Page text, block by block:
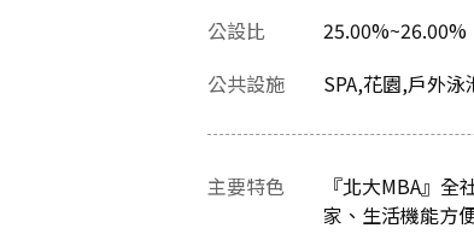
公設比
25.00%~26.00%
公共設施 SPA,花園,戶外
主要特色
『北大MBA』
家、生活機能方